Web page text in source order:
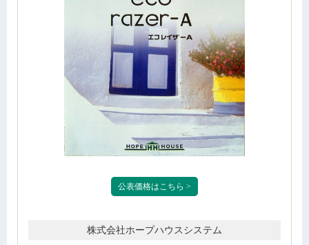
公表価格はこちら >
株式会社ホープハウスシステム